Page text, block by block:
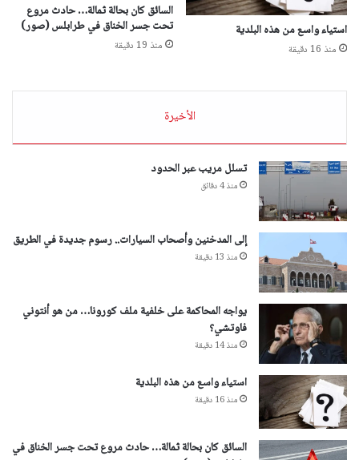
استياء واسع من هذه البلدية
منذ 16 دقيقة
السائق كان بحالة ثمالة… حادث مروع
تحت جسر الخناق في طرابلس (صور)
منذ 19 دقيقة
الأخيرة
تسلل مريب عبر الحدود
منذ 4 دقائق
إلى المدخنين وأصحاب السيارات.. رسوم جديدة في الطريق
منذ 13 دقيقة
يواجه المحاكمة على خلفية ملف كورونا… من هو أنتوني
فاوتشي؟
منذ 14 دقيقة
استياء واسع من هذه البلدية
منذ 16 دقيقة
السائق كان بحالة ثمالة… حادث مروع تحت جسر الخناق في